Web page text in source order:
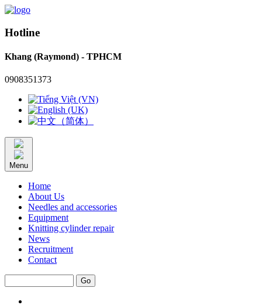
Hotline
Khang (Raymond) - TPHCM
0908351373
Menu
Home
About Us
Needles and accessories
Equipment
Knitting cylinder repair
News
Recruitment
Contact